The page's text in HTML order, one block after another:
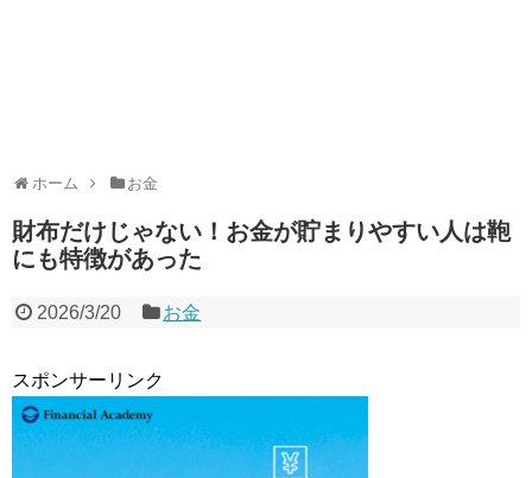
ホーム お金
財布だけじゃない！お金が貯まりやすい人は鞄
にも特徴があった
2026/3/20 お金
スポンサーリンク